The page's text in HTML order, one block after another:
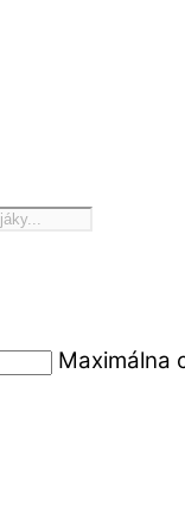
Maximálna